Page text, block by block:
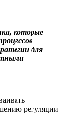
которые
для
регуляции